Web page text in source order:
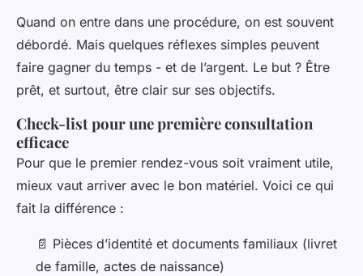
Quand on entre dans une procédure, on est souvent
débordé. Mais quelques réflexes simples peuvent
faire gagner du temps - et de l’argent. Le but ? Être
prêt, et surtout, être clair sur ses objectifs.
Check-list pour une première consultation
efficace
Pour que le premier rendez-vous soit vraiment utile,
mieux vaut arriver avec le bon matériel. Voici ce qui
fait la différence :
📄 Pièces d’identité et documents familiaux (livret
de famille, actes de naissance)